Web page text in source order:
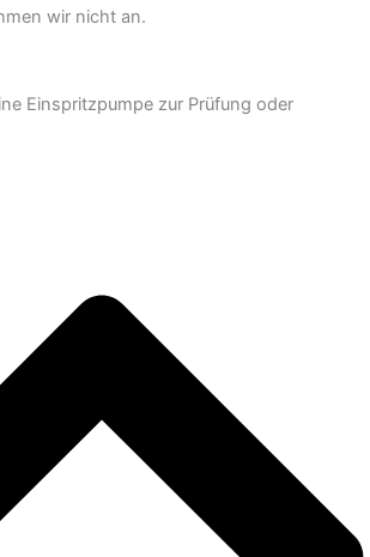
wir nicht an.
Einspritzpumpe zur Prüfung oder